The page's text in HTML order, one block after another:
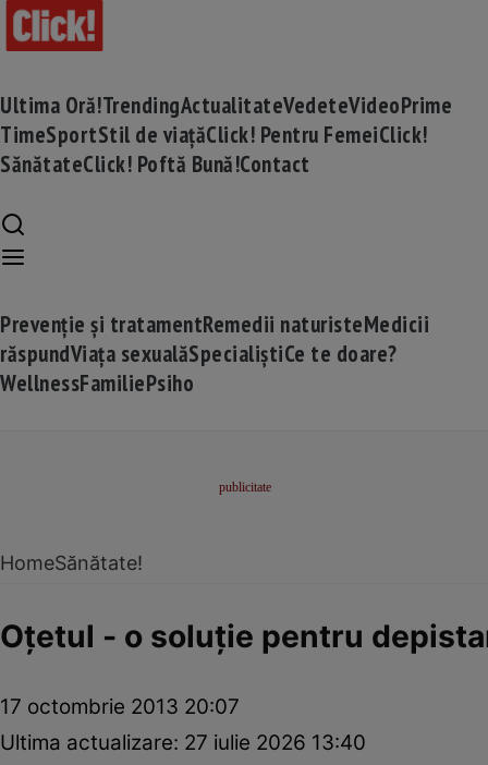
Ultima Oră!TrendingActualitateVedeteVideoPrime
TimeSportStil de viațăClick! Pentru FemeiClick!
SănătateClick! Poftă Bună!Contact
Prevenție și tratamentRemedii naturisteMedicii
răspundViața sexualăSpecialiștiCe te doare?
WellnessFamiliePsiho
HomeSănătate!
Oţetul - o soluţie pentru
17 octombrie 2013 20:07
Ultima actualizare: 27 iulie 2026 13:40